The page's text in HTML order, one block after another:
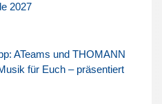
2027
ATeams und THOMANN
für Euch – präsentiert